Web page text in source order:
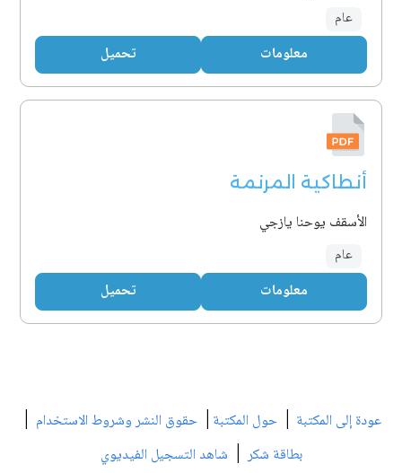
عام
معلومات تحميل
أنطاكية المرنمة
الأسقف يوحنا يازجي
عام
معلومات تحميل
عودة إلى المكتبة | حول المكتبة | حقوق النشر وشروط الاستخدام |
بطاقة شكر| شاهد التسجيل الفيديوي